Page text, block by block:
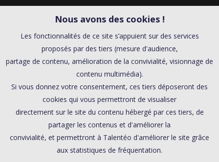
Nous avons des cookies !
Les fonctionnalités de ce site s’appuient sur des services
proposés par des tiers (mesure d'audience,
partage de contenu, amélioration de la convivialité, visionnage de
contenu multimédia).
Si vous donnez votre consentement, ces tiers déposeront des
cookies qui vous permettront de visualiser
directement sur le site du contenu hébergé par ces tiers, de
partager les contenus et d'améliorer la
convivialité, et permettront à Talentéo d'améliorer le site grâce
aux statistiques de fréquentation.